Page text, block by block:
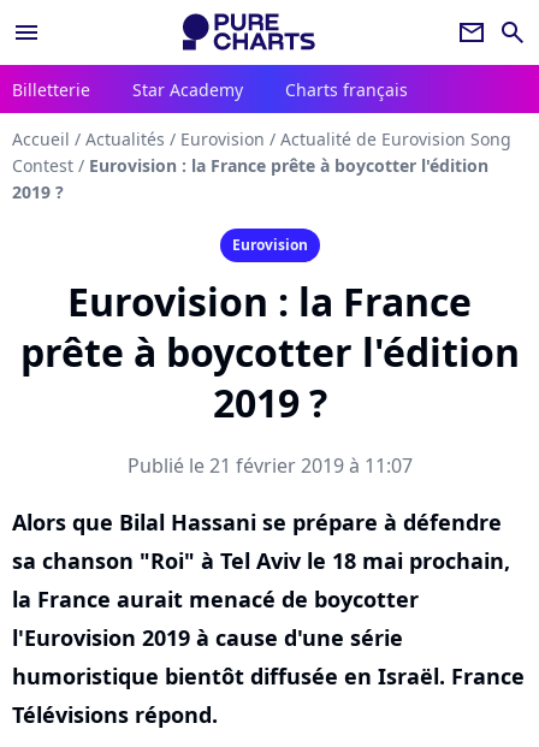
menu newsletter search
Billetterie Star Academy Charts français
Accueil / Actualités / Eurovision / Actualité de Eurovision Song
Contest / Eurovision : la France prête à boycotter l'édition
2019 ?
Eurovision
Eurovision : la France
prête à boycotter l'édition
2019 ?
Publié le 21 février 2019 à 11:07
Alors que Bilal Hassani se prépare à défendre
sa chanson "Roi" à Tel Aviv le 18 mai prochain,
la France aurait menacé de boycotter
l'Eurovision 2019 à cause d'une série
humoristique bientôt diffusée en Israël. France
Télévisions répond.